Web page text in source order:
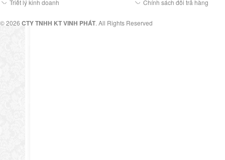
Triết lý kinh doanh
Chính sách đổi trả hàng
© 2026 CTY TNHH KT VINH PHÁT. All Rights Reserved